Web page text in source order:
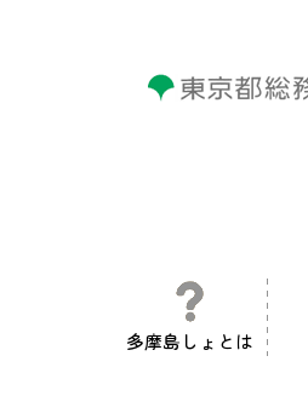
多摩島しょとは